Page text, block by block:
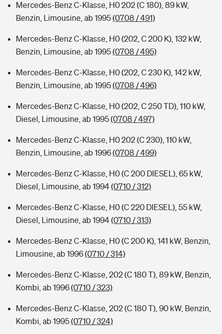
Mercedes-Benz C-Klasse, H0 202 (C 180), 89 kW,
Benzin, Limousine, ab 1995(0708 / 491)
Mercedes-Benz C-Klasse, H0 (202, C 200 K), 132 kW,
Benzin, Limousine, ab 1995(0708 / 495)
Mercedes-Benz C-Klasse, H0 (202, C 230 K), 142 kW,
Benzin, Limousine, ab 1995(0708 / 496)
Mercedes-Benz C-Klasse, H0 (202, C 250 TD), 110 kW,
Diesel, Limousine, ab 1995(0708 / 497)
Mercedes-Benz C-Klasse, H0 202 (C 230), 110 kW,
Benzin, Limousine, ab 1996(0708 / 499)
Mercedes-Benz C-Klasse, H0 (C 200 DIESEL), 65 kW,
Diesel, Limousine, ab 1994(0710 / 312)
Mercedes-Benz C-Klasse, H0 (C 220 DIESEL), 55 kW,
Diesel, Limousine, ab 1994(0710 / 313)
Mercedes-Benz C-Klasse, H0 (C 200 K), 141 kW, Benzin,
Limousine, ab 1996(0710 / 314)
Mercedes-Benz C-Klasse, 202 (C 180 T), 89 kW, Benzin,
Kombi, ab 1996(0710 / 323)
Mercedes-Benz C-Klasse, 202 (C 180 T), 90 kW, Benzin,
Kombi, ab 1995(0710 / 324)